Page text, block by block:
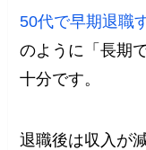
50代で早期退職
のように「長期
十分です。
退職後は収入が